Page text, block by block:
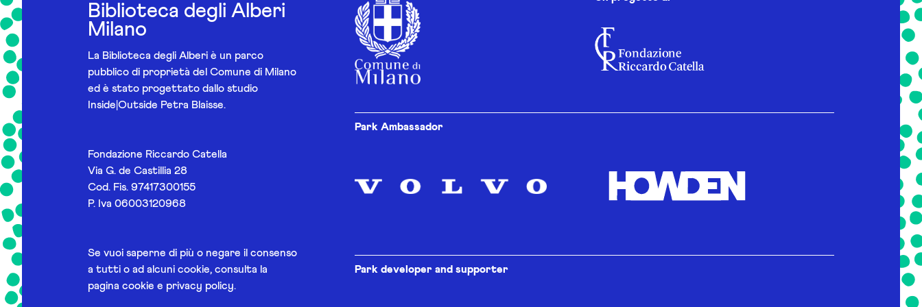
Biblioteca degli Alberi
Milano
La Biblioteca degli Alberi è un parco
pubblico di proprietà del Comune di Milano
ed è stato progettato dallo studio
Inside|Outside Petra Blaisse.
Fondazione Riccardo Catella
Via G. de Castillia 28
Cod. Fis. 97417300155
P. Iva 06003120968
Se vuoi saperne di più o negare il consenso
a tutti o ad alcuni cookie, consulta la
pagina cookie e privacy policy.
Park Ambassador
Park developer and supporter